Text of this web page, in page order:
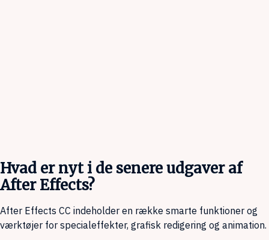
Hvad er nyt i de senere udgaver af
After Effects?
After Effects CC indeholder en række smarte funktioner og
værktøjer for specialeffekter, grafisk redigering og animation.